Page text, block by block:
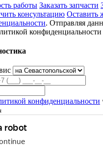
работы Заказать запчасти
консультацию Оставить
. Отправляя
конфиденциальности
конфиденциальности